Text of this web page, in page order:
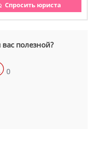
Спросить юриста
вас полезной?
0